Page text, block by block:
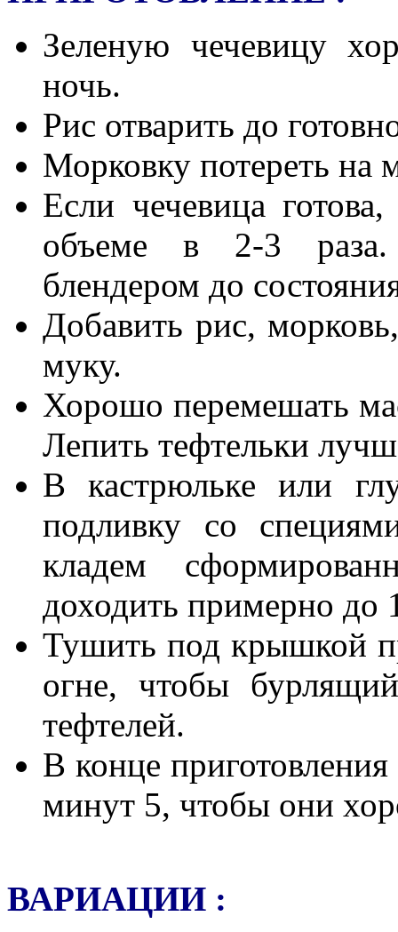
Зеленую чечевицу
ночь.
Рис отварить до
Морковку потереть на
Если чечевица
объеме в 2-3 раза.
блендером до
Добавить рис,
муку.
Хорошо перемешать
Лепить тефтельки
В кастрюльке или
подливку со
кладем
доходить примерно до
Тушить под крышкой
огне, чтобы
тефтелей.
В конце
минут 5, чтобы они
ВАРИАЦИИ :